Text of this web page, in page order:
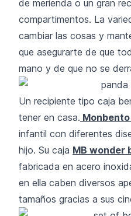
de merienda o un gran
compartimentos. La
cambiar las cosas y
que asegurarte de que
mano y de que no se
Un recipiente tipo caja
tener en casa. Monbento
infantil con diferentes
hijo. Su caja MB wonder
fabricada en acero
en ella caben diversos
tamaños gracias a sus